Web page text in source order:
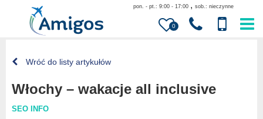
0
pon. - pt.: 9:00 - 17:00 , sob.: nieczynne
Wróć do listy artykułów
Włochy – wakacje all inclusive
SEO INFO